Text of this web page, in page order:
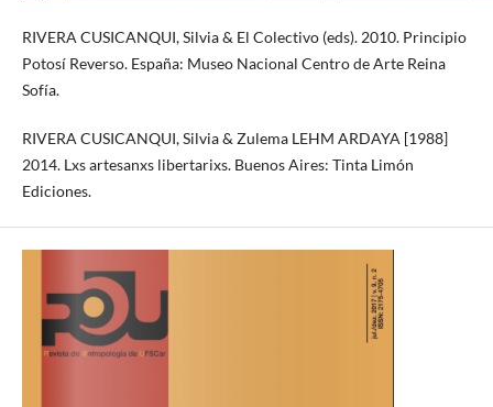
RIVERA CUSICANQUI, Silvia & El Colectivo (eds). 2010. Principio
Potosí Reverso. España: Museo Nacional Centro de Arte Reina
Sofía.
RIVERA CUSICANQUI, Silvia & Zulema LEHM ARDAYA [1988]
2014. Lxs artesanxs libertarixs. Buenos Aires: Tinta Limón
Ediciones.